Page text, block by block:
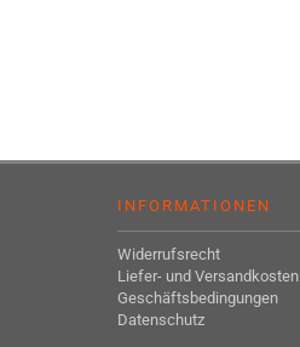
INFORMATIONEN
Widerrufsrecht
Liefer- und Versandkosten
Geschäftsbedingungen
Datenschutz